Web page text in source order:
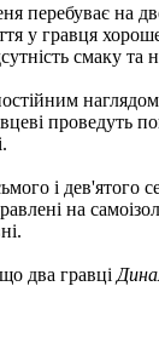
перебуває на
у гравця
смаку та
проведуть
і дев'ятого
на
два гравці